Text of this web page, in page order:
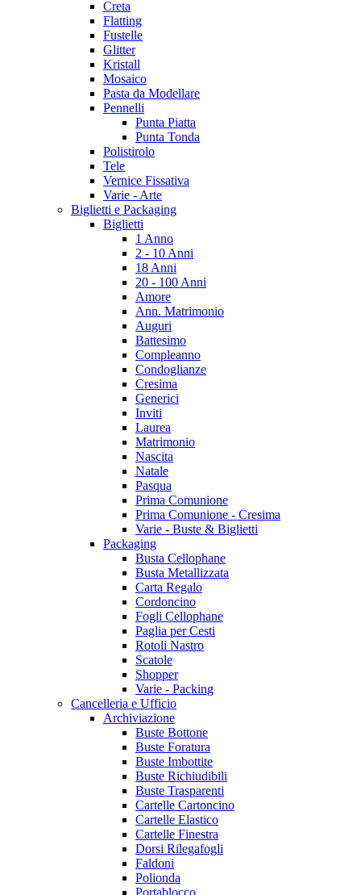
Creta
Flatting
Fustelle
Glitter
Kristall
Mosaico
Pasta da Modellare
Pennelli
Punta Piatta
Punta Tonda
Polistirolo
Tele
Vernice Fissativa
Varie - Arte
Biglietti e Packaging
Biglietti
1 Anno
2 - 10 Anni
18 Anni
20 - 100 Anni
Amore
Ann. Matrimonio
Auguri
Battesimo
Compleanno
Condoglianze
Cresima
Generici
Inviti
Laurea
Matrimonio
Nascita
Natale
Pasqua
Prima Comunione
Prima Comunione - Cresima
Varie - Buste & Biglietti
Packaging
Busta Cellophane
Busta Metallizzata
Carta Regalo
Cordoncino
Fogli Cellophane
Paglia per Cesti
Rotoli Nastro
Scatole
Shopper
Varie - Packing
Cancelleria e Ufficio
Archiviazione
Buste Bottone
Buste Foratura
Buste Imbottite
Buste Richiudibili
Buste Trasparenti
Cartelle Cartoncino
Cartelle Elastico
Cartelle Finestra
Dorsi Rilegafogli
Faldoni
Polionda
Portablocco